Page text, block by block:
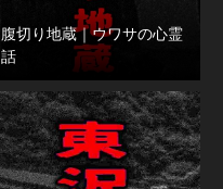
腹切り地蔵｜ウワサの心霊
話